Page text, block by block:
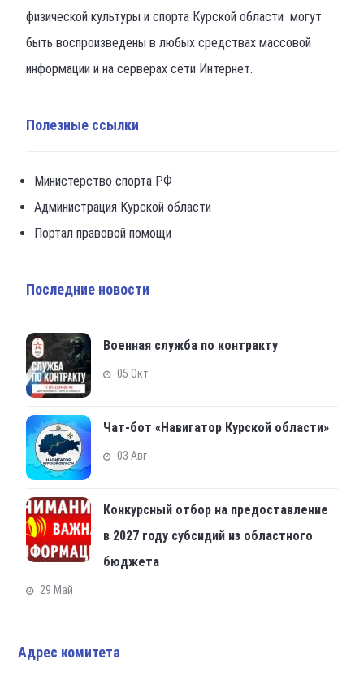
физической культуры и спорта Курской области могут
быть воспроизведены в любых средствах массовой
информации и на серверах сети Интернет.
Полезные ссылки
Министерство спорта РФ
Администрация Курской области
Портал правовой помощи
Последние новости
Военная служба по контракту
05 Окт
Чат-бот «Навигатор Курской области»
03 Авг
Конкурсный отбор на предоставление
в 2027 году субсидий из областного
бюджета
29 Май
Адрес комитета